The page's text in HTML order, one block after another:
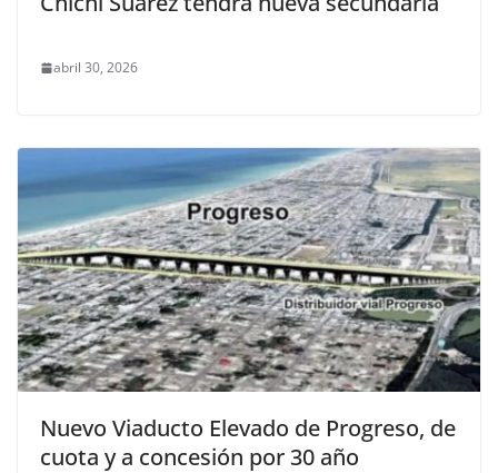
abril 30, 2026
Nuevo Viaducto Elevado de Progreso, de
cuota y a concesión por 30 año